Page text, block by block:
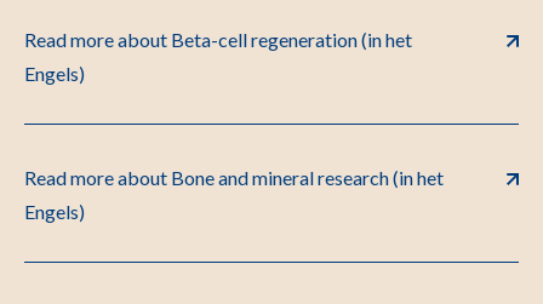
Read more about Beta-cell regeneration (in het
Engels)
Read more about Bone and mineral research (in het
Engels)